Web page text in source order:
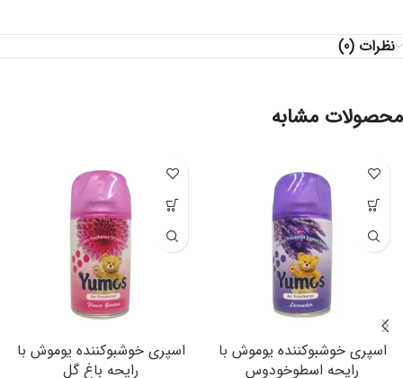
نظرات (0)
محصولات مشابه
اسپری خوشبوکننده یوموش با
رایحه اسطوخودوس
اسپری خوشبوکننده یوموش با
رایحه باغ گل